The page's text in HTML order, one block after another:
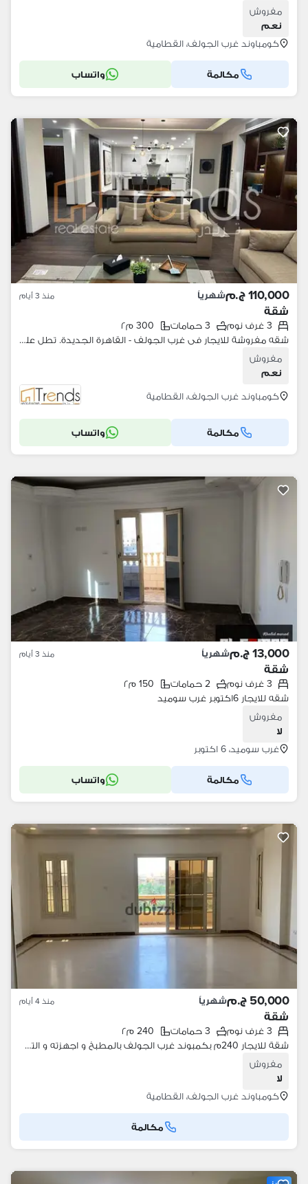
مفروش
نعم
كومباوند غرب الجولف، القطامية
مكالمة واتساب
110,000 ج.م شهرياً منذ 3 أيام
شقة
3 غرف نوم 3 حمامات
300 م٢
شقه مفروشة للايجار فى غرب الجولف - القاهرة الجديدة. تطل على جولف قطامية هايتس!
مفروش
نعم
كومباوند غرب الجولف، القطامية
مكالمة واتساب
13,000 ج.م شهرياً منذ 3 أيام
شقة
3 غرف نوم 2 حمامات
150 م٢
شقه للايجار 6اكتوبر غرب سوميد
مفروش
لا
غرب سوميد، 6 اكتوبر
مكالمة واتساب
50,000 ج.م شهرياً منذ 4 أيام
شقة
3 غرف نوم 3 حمامات
240 م٢
شقة للايجار 240م بكمبوند غرب الجولف بالمطبخ و اجهزته و التكيفات فيو مفتوح علي حديقة
مفروش
لا
كومباوند غرب الجولف، القطامية
مكالمة